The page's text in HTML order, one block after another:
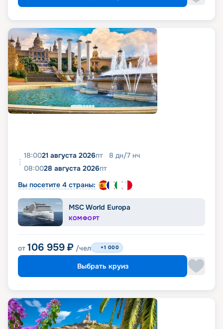
18:0021 августа 2026пт 8 дн/7 нч
08:0028 августа 2026пт
Вы посетите 4 страны:
MSC World Europa
КОМФОРТ
от 106 959 ₽ /чел +1 000
Выбрать круиз